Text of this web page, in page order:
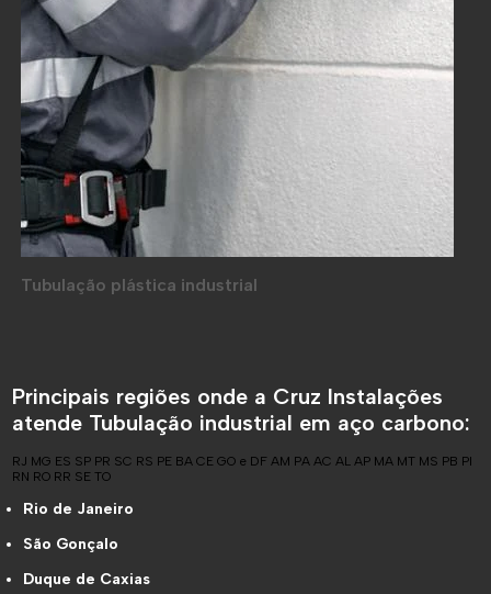
Tubulação plástica industrial
Principais regiões onde a Cruz Instalações
atende Tubulação industrial em aço carbono:
RJ MG ES SP PR SC RS PE BA CE GO e DF AM PA AC AL AP MA MT MS PB PI
RN RO RR SE TO
Rio de Janeiro
São Gonçalo
Duque de Caxias